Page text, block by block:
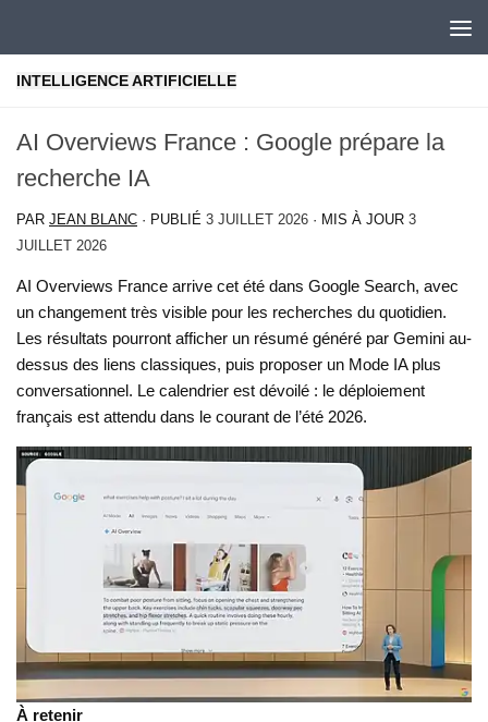
INTELLIGENCE ARTIFICIELLE
AI Overviews France : Google prépare la
recherche IA
PAR JEAN BLANC · PUBLIÉ 3 JUILLET 2026 · MIS À JOUR 3
JUILLET 2026
AI Overviews France arrive cet été dans Google Search, avec
un changement très visible pour les recherches du quotidien.
Les résultats pourront afficher un résumé généré par Gemini au-
dessus des liens classiques, puis proposer un Mode IA plus
conversationnel. Le calendrier est dévoilé : le déploiement
français est attendu dans le courant de l’été 2026.
À retenir